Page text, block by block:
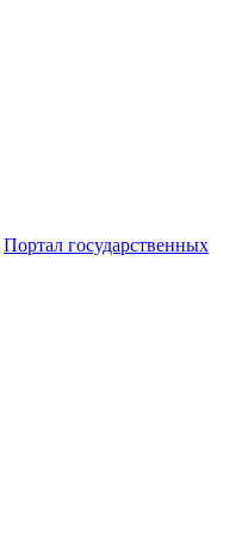
Портал государственных